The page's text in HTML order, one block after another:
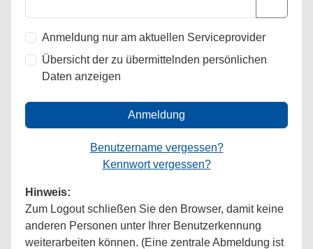
Anmeldung nur am aktuellen Serviceprovider
Übersicht der zu übermittelnden persönlichen
Daten anzeigen
Anmeldung
Benutzername vergessen?
Kennwort vergessen?
Hinweis:
Zum Logout schließen Sie den Browser, damit keine
anderen Personen unter Ihrer Benutzerkennung
weiterarbeiten können. (Eine zentrale Abmeldung ist